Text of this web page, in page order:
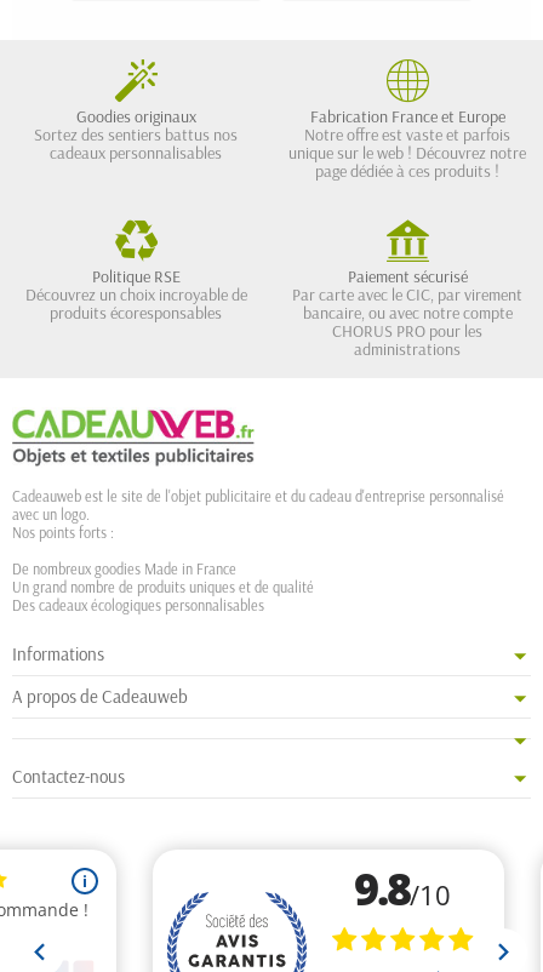
Goodies originaux
Sortez des sentiers battus nos
cadeaux personnalisables
Fabrication France et Europe
Notre offre est vaste et parfois
unique sur le web ! Découvrez notre
page dédiée à ces produits !
Politique RSE
Découvrez un choix incroyable de
produits écoresponsables
Paiement sécurisé
Par carte avec le CIC, par virement
bancaire, ou avec notre compte
CHORUS PRO pour les
administrations
Cadeauweb est le site de l'objet publicitaire et du cadeau d'entreprise personnalisé
avec un logo.
Nos points forts :
De nombreux goodies Made in France
Un grand nombre de produits uniques et de qualité
Des cadeaux écologiques personnalisables
Informations
A propos de Cadeauweb
Contactez-nous